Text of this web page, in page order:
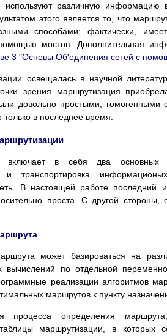
используют различную
этого является то, что
способами; фактически,
мостов. Дополнительная
3 "Основы Об'единения сетей с
освещалась в научной
зрения маршрутизация
довольно простыми, гомогенными
только в последнее время.
включает в себя два основных
и транспортировка
В настоящей работе последний
проста. С другой
может базироваться на
вычислений по отдельной
реализации алгоритмов
маршрутов к пункту
процесса определения
маршрутизации, в которых